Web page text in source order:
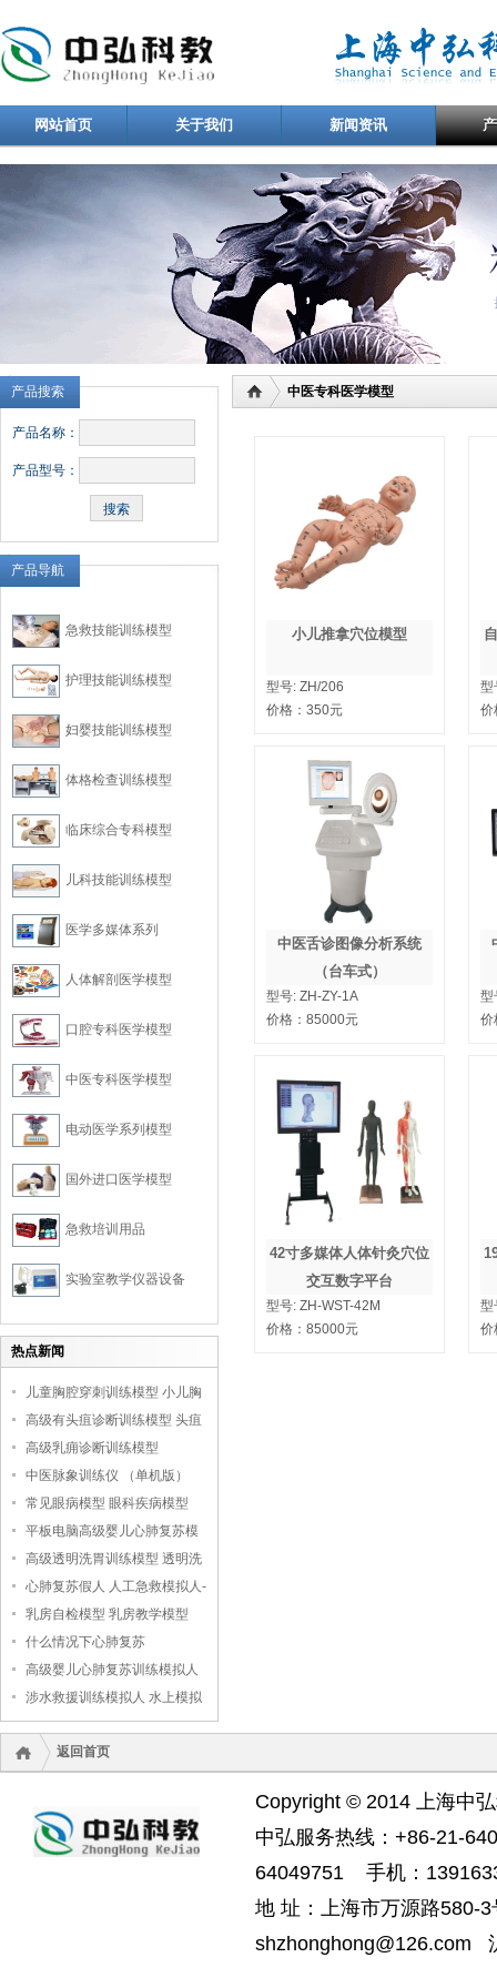
网站首页 关于我们 新闻资讯
产品搜索
产品名称：
产品型号：
产品导航
急救技能训练模型
护理技能训练模型
妇婴技能训练模型
体格检查训练模型
临床综合专科模型
儿科技能训练模型
医学多媒体系列
人体解剖医学模型
口腔专科医学模型
中医专科医学模型
电动医学系列模型
国外进口医学模型
急救培训用品
实验室教学仪器设备
热点新闻
儿童胸腔穿刺训练模型 小儿胸
腔培训模型
高级有头疽诊断训练模型 头疽
诊断教学模型
高级乳痈诊断训练模型
中医脉象训练仪 （单机版）
常见眼病模型 眼科疾病模型
平板电脑高级婴儿心肺复苏模
拟人
高级透明洗胃训练模型 透明洗
胃模型
心肺复苏假人 人工急救模拟人-
-上海中弘科教公司
乳房自检模型 乳房教学模型
什么情况下心肺复苏
高级婴儿心肺复苏训练模拟人
（无线版），婴儿心肺复苏模
拟人
涉水救援训练模拟人 水上模拟
救援假人
中医专科医学模型
小儿推拿穴位模型
型号:ZH/206
价格：350元
价
中医舌诊图像分析系统
（台车式）
型号:ZH-ZY-1A
价格：85000元
价
42寸多媒体人体针灸穴位
交互数字平台
型号:ZH-WST-42M
价格：85000元
价
返回首页
Copyright © 2014 上海中
中弘服务热线：+86-21-
64049751 手机：
地 址：上海市万源路
shzhonghong@126.com